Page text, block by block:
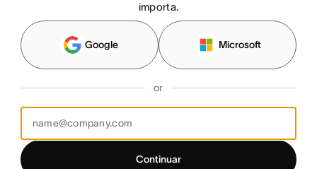
importa.
Google Microsoft
or
Continuar